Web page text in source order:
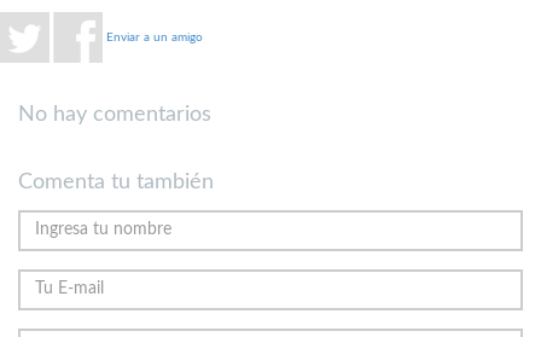
Enviar a un amigo
No hay comentarios
Comenta tu también